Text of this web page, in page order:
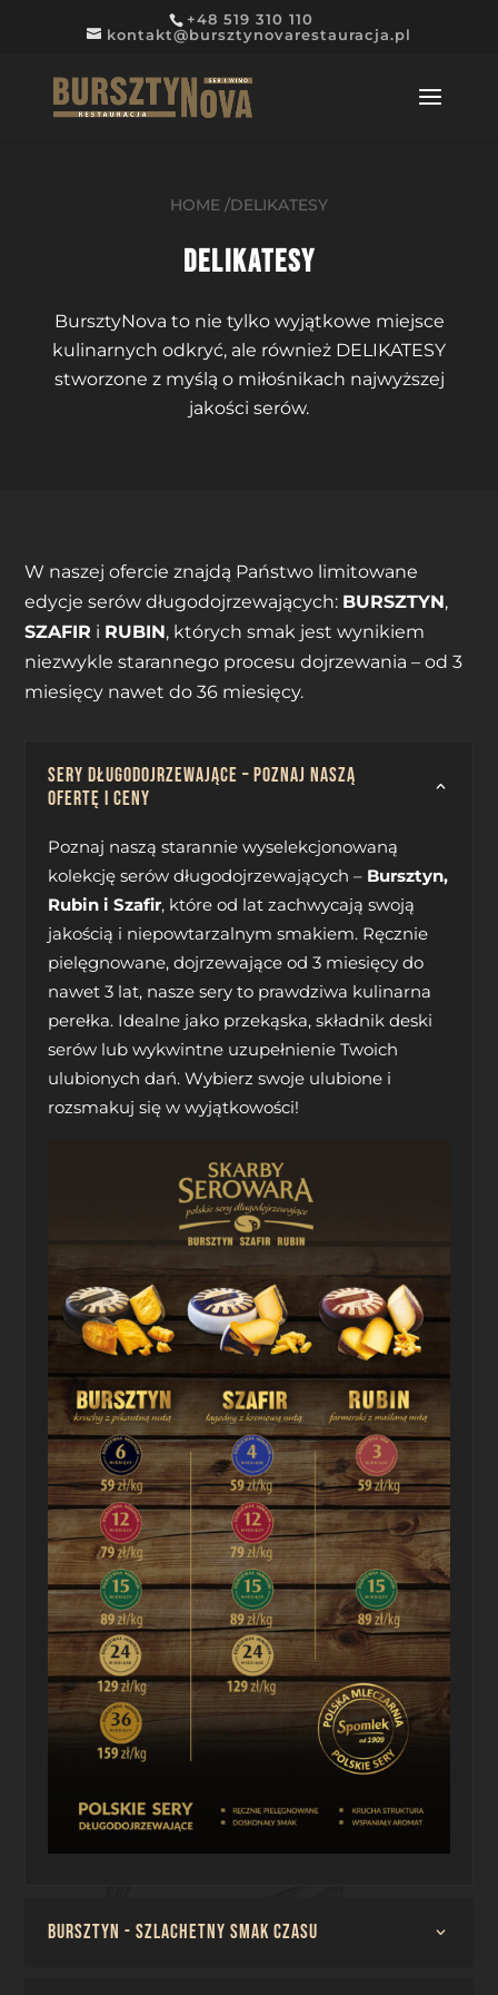
+48 519 310 110
kontakt@bursztynovarestauracja.pl
HOME /DELIKATESY
DELIKATESY
BursztyNova to nie tylko wyjątkowe miejsce
kulinarnych odkryć, ale również DELIKATESY
stworzone z myślą o miłośnikach najwyższej
jakości serów.
W naszej ofercie znajdą Państwo limitowane
edycje serów długodojrzewających: BURSZTYN,
SZAFIR i RUBIN, których smak jest wynikiem
niezwykle starannego procesu dojrzewania – od 3
miesięcy nawet do 36 miesięcy.
Sery długodojrzewające – poznaj naszą
ofertę i ceny
Poznaj naszą starannie wyselekcjonowaną
kolekcję serów długodojrzewających – Bursztyn,
Rubin i Szafir, które od lat zachwycają swoją
jakością i niepowtarzalnym smakiem. Ręcznie
pielęgnowane, dojrzewające od 3 miesięcy do
nawet 3 lat, nasze sery to prawdziwa kulinarna
perełka. Idealne jako przekąska, składnik deski
serów lub wykwintne uzupełnienie Twoich
ulubionych dań. Wybierz swoje ulubione i
rozsmakuj się w wyjątkowości!
BURSZTYN - Szlachetny smak czasu